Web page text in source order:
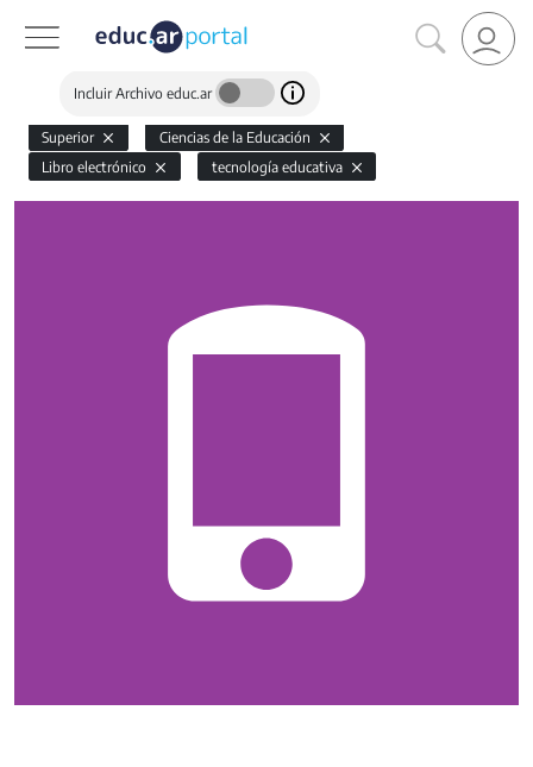
Incluir Archivo educ.ar
Superior
Ciencias de la Educación
Libro electrónico
tecnología educativa